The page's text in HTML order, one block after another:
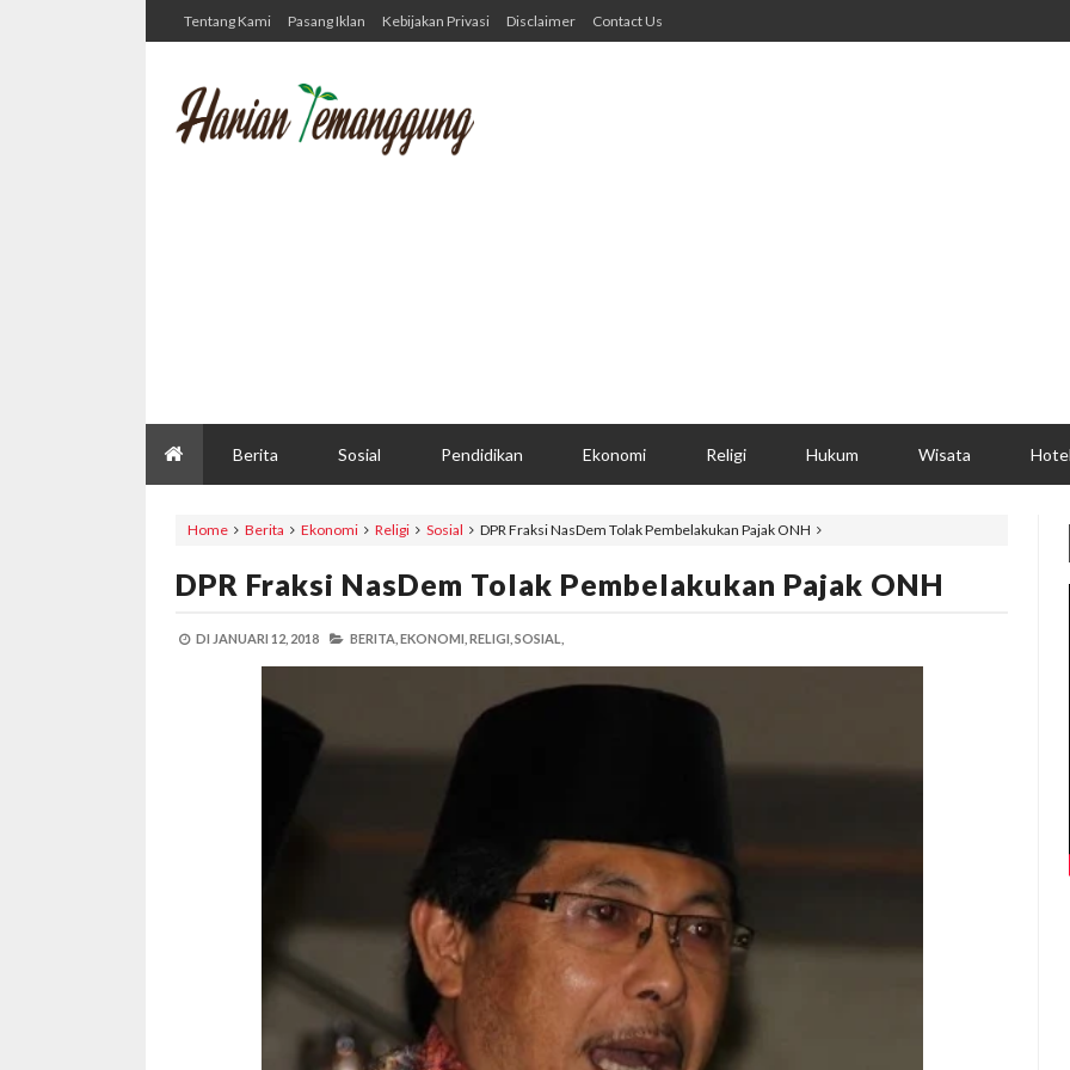
Tentang Kami Pasang Iklan Kebijakan Privasi Disclaimer Contact Us
Berita Sosial Pendidikan Ekonomi Religi Hukum Wisata Hotel
Home Berita Ekonomi Religi Sosial DPR Fraksi NasDem Tolak Pembelakukan Pajak ONH
DPR Fraksi NasDem Tolak Pembelakukan Pajak ONH
DI JANUARI 12, 2018 BERITA, EKONOMI, RELIGI, SOSIAL,